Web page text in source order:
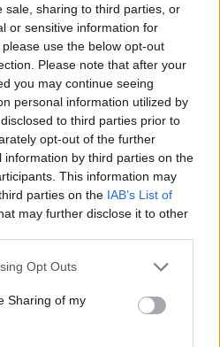
sale, sharing to third parties, or
or sensitive information for
use the below opt-out
Please note that after your
you may continue seeing
personal information utilized by
to third parties prior to
opt-out of the further
by third parties on the
This information may
parties on the IAB’s List of
may further disclose it to other
Opt Outs
Sharing of my
chorych chłoniak grudkowy
rokowania są
pokazują, że
dla wszystkich stadiów
a jeśli chorobę wykryje się
stadium, odsetek
i zachowując dobrą jakość